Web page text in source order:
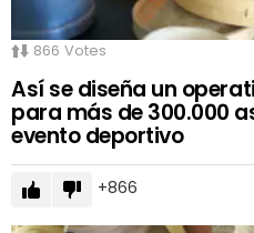
866 Votes
Así se diseña un
para más de 300.000
evento deportivo
866